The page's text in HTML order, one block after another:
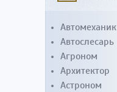
Автомеханик
Автослесарь
Агроном
Архитектор
Астроном